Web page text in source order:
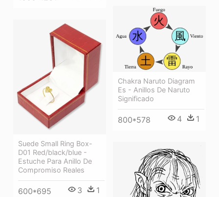
Chakra Naruto Diagram
Es - Anillos De Naruto
Significado
800*578 4 1
Suede Small Ring Box-
D01 Red/black/blue -
Estuche Para Anillo De
Compromiso Reales
600*695 3 1